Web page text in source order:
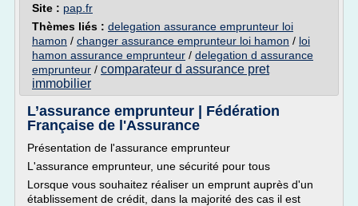
Site : pap.fr
Thèmes liés : delegation assurance emprunteur loi
hamon / changer assurance emprunteur loi hamon / loi
hamon assurance emprunteur / delegation d assurance
emprunteur / comparateur d assurance pret
immobilier
L’assurance emprunteur | Fédération
Française de l'Assurance
Présentation de l'assurance emprunteur
L'assurance emprunteur, une sécurité pour tous
Lorsque vous souhaitez réaliser un emprunt auprès d'un
établissement de crédit, dans la majorité des cas il est